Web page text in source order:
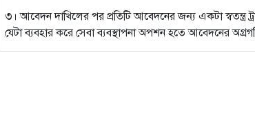
৩। আবেদন দাখিলের পর প্রতিটি আবেদনের জন্য একটা স্বতন্ত্র
যেটা ব্যবহার করে সেবা ব্যবস্থাপনা অপশন হতে আবেদনের